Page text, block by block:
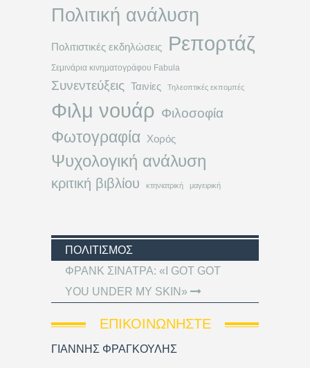
Πολιτική ανάλυση
Πολιτιστικές εκδηλώσεις Ρεπορτάζ
Σεμινάρια κινηματογράφου Fabula
Συνεντεύξεις Ταινίες Τηλεοπτικές εκπομπές
Φιλμ νουάρ Φιλοσοφία
Φωτογραφία Χορός
Ψυχολογική ανάλυση
κριτική βιβλίου κτηνιατρική μαγειρική
ΠΟΛΙΤΙΣΜΌΣ
ΦΡΑΝΚ ΣΙΝΑΤΡΑ: «I GOT GOT
YOU UNDER MY SKIN»
ΕΠΙΚΟΙΝΩΝΉΣΤΕ
ΓΙΑΝΝΗΣ ΦΡΑΓΚΟΥΛΗΣ